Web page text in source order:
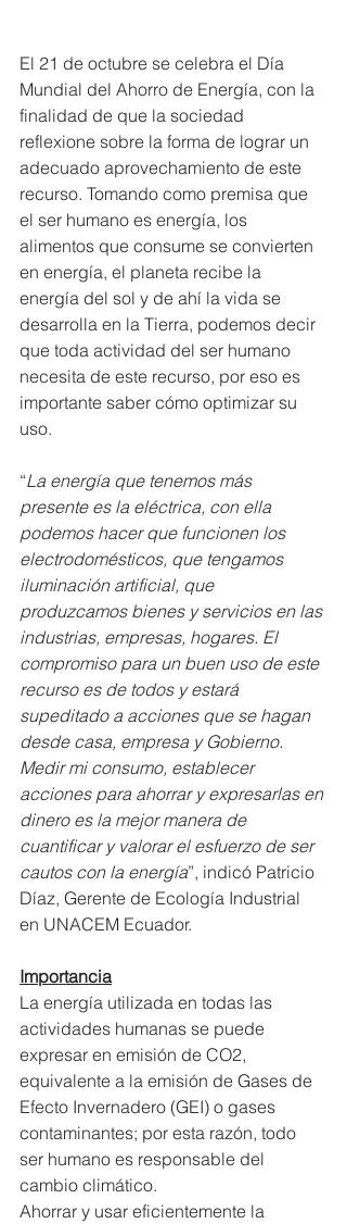
El 21 de octubre se celebra el Día
Mundial del Ahorro de Energía, con la
finalidad de que la sociedad
reflexione sobre la forma de lograr un
adecuado aprovechamiento de este
recurso. Tomando como premisa que
el ser humano es energía, los
alimentos que consume se convierten
en energía, el planeta recibe la
energía del sol y de ahí la vida se
desarrolla en la Tierra, podemos decir
que toda actividad del ser humano
necesita de este recurso, por eso es
importante saber cómo optimizar su
uso.
“La energía que tenemos más
presente es la eléctrica, con ella
podemos hacer que funcionen los
electrodomésticos, que tengamos
iluminación artificial, que
produzcamos bienes y servicios en las
industrias, empresas, hogares. El
compromiso para un buen uso de este
recurso es de todos y estará
supeditado a acciones que se hagan
desde casa, empresa y Gobierno.
Medir mi consumo, establecer
acciones para ahorrar y expresarlas en
dinero es la mejor manera de
cuantificar y valorar el esfuerzo de ser
cautos con la energía”, indicó Patricio
Díaz, Gerente de Ecología Industrial
en UNACEM Ecuador.
Importancia
La energía utilizada en todas las
actividades humanas se puede
expresar en emisión de CO2,
equivalente a la emisión de Gases de
Efecto Invernadero (GEI) o gases
contaminantes; por esta razón, todo
ser humano es responsable del
cambio climático.
Ahorrar y usar eficientemente la